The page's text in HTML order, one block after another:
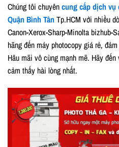
Chúng tôi chuyêncung cấp dịch vụ
Quận Bình TânTp.HCM với nhiều
Canon-Xerox-Sharp-Minolta bizhub-
hãng đến máy photocopy giá rẻ,
Hâu mãi vô cùng mạnh mẽ. Hãy
cảm thấy hài lòng nhất.